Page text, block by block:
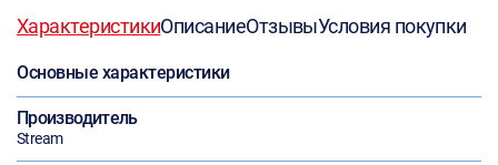
ХарактеристикиОписаниеОтзывыУсловия покупки
Основные характеристики
Производитель
Stream